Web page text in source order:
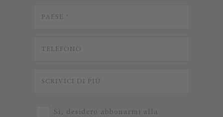
Sì, desidero abbonarmi alla